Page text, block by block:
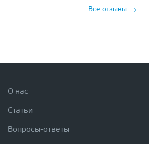
Все отзывы
О нас
Статьи
Вопросы-ответы